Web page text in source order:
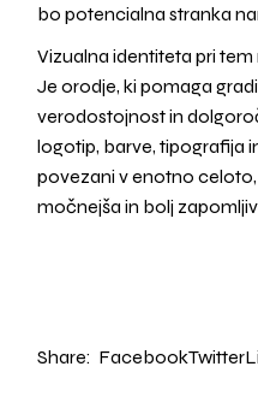
bo potencialna stranka
Vizualna identiteta pri
Je orodje, ki pomaga
verodostojnost in
logotip, barve, tipografija
povezani v enotno
močnejša in bolj
Share: FacebookTwitter